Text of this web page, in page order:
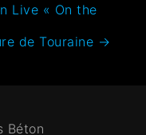
Live « On the
de Touraine →
Béton